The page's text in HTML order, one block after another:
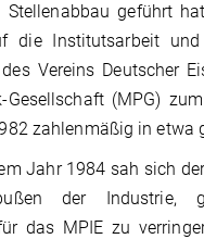
Stellenabbau geführt
die Institutsarbeit
Vereins Deutscher
Gesellschaft (MPG)
zahlenmäßig in etwa
Jahr 1984 sah sich
der Industrie,
das MPIE zu